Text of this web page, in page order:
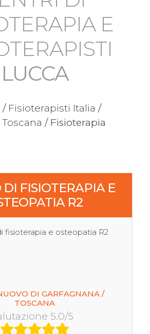
E
LUCCA
/ Fisioterapisti Italia /
/ Fisioterapia
DI FISIOTERAPIA E
R2
DI GARFAGNANA /
TOSCANA
5.0/5